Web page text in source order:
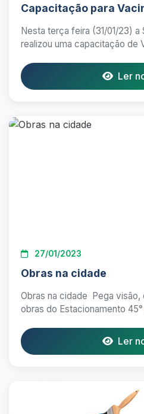
Capacitação para
Nesta terça feira (31/01/23) a
realizou uma capacitação de
Ler
27/01/2023
Obras na cidade
Obras na cidade Pega visão,
obras do Estacionamento 45°
Ler